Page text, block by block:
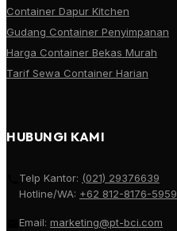
Container Dapur Kitchen
Gudang Container Penyimpanan
Harga Container Bekas Murah
Tarif Sewa Container Harian
HUBUNGI KAMI
Telp Kantor: (021) 29376639
Hotline/WA: +62 812-8176-5959
Email: marketing@pt-bci.com